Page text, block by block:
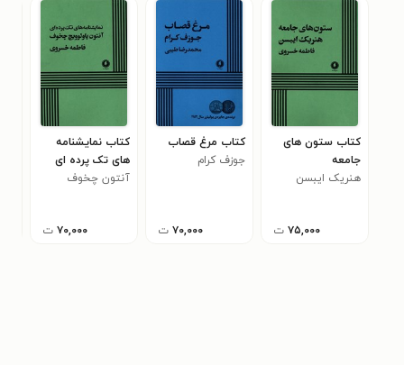
کتاب ستون های
جامعه
هنریک ایبسن
۷۵,۰۰۰ ت
کتاب مرغ قصاب
جوزف کرام
۷۰,۰۰۰ ت
کتاب نمایشنامه
های تک پرده ای
آنتون پاولوویچ
آنتون چخوف
۷۰,۰۰۰ ت